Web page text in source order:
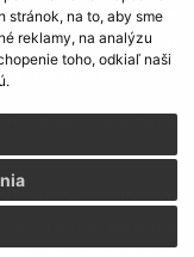
na to, aby sme
reklamy, na analýzu
toho, odkiaľ naši
to pochopiteľne
sa, prečo je toto
naň neprihrával.
kopom i nesmierne
naším stredom
metrov poriadne